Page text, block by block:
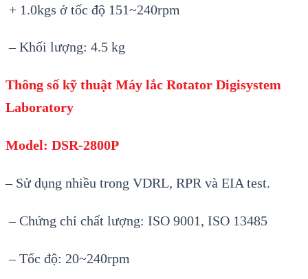
+ 1.0kgs ở tốc độ 151~240rpm
– Khối lượng: 4.5 kg
Thông số kỹ thuật Máy lắc Rotator Digisystem
Laboratory
Model: DSR-2800P
– Sử dụng nhiều trong VDRL, RPR và EIA test.
– Chứng chỉ chất lượng: ISO 9001, ISO 13485
– Tốc độ: 20~240rpm